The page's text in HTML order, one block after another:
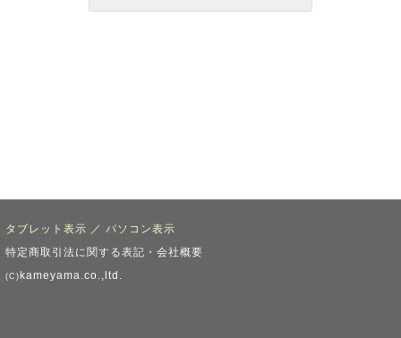
タブレット表示 ／ パソコン表示
特定商取引法に関する表記・会社概要
(C) kameyama.co.,ltd.